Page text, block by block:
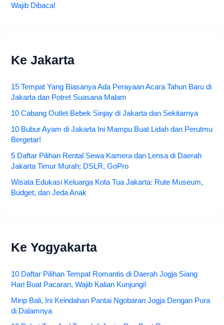
Wajib Dibaca!
Ke Jakarta
15 Tempat Yang Biasanya Ada Perayaan Acara Tahun Baru di
Jakarta dan Potret Suasana Malam
10 Cabang Outlet Bebek Sinjay di Jakarta dan Sekitarnya
10 Bubur Ayam di Jakarta Ini Mampu Buat Lidah dan Perutmu
Bergetar!
5 Daftar Pilihan Rental Sewa Kamera dan Lensa di Daerah
Jakarta Timur Murah; DSLR, GoPro
Wisata Edukasi Keluarga Kota Tua Jakarta: Rute Museum,
Budget, dan Jeda Anak
Ke Yogyakarta
10 Daftar Pilihan Tempat Romantis di Daerah Jogja Siang
Hari Buat Pacaran, Wajib Kalian Kunjungi!
Mirip Bali, Ini Keindahan Pantai Ngobaran Jogja Dengan Pura
di Dalamnya